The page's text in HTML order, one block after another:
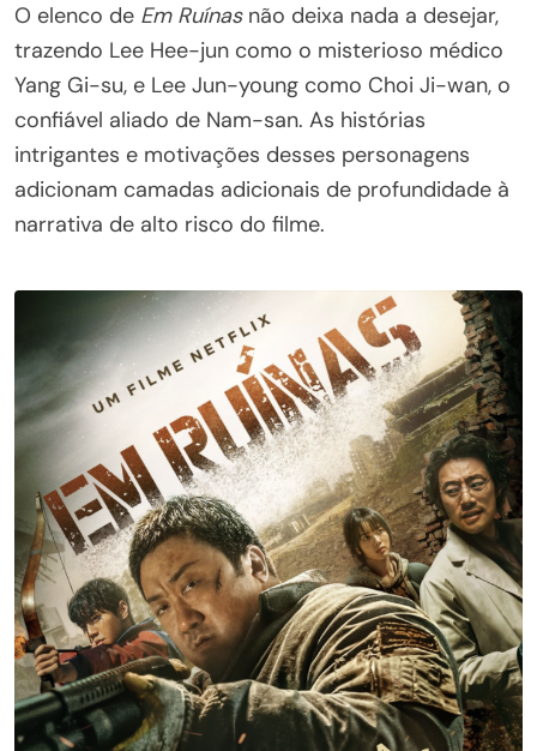
O elenco de Em Ruínasnão deixa nada a desejar,
trazendo Lee Hee-jun como o misterioso médico
Yang Gi-su, e Lee Jun-young como Choi Ji-wan, o
confiável aliado de Nam-san. As histórias
intrigantes e motivações desses personagens
adicionam camadas adicionais de profundidade à
narrativa de alto risco do filme.